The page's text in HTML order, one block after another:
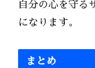
自分の心を守る
になります。
まとめ